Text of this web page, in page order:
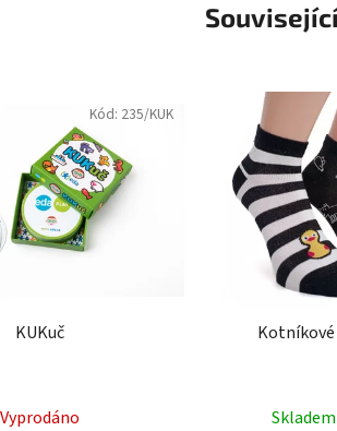
KUKuč
Vyprodáno
Kód: 235/KUK
Skladem